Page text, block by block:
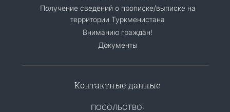
Получение сведений о прописке/выписке на
территории Туркменистана
Вниманию граждан!
Документы
Контактные данные
ПОСОЛЬСТВО: